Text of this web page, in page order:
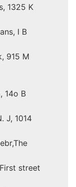
1325 K
I B
915 M
14o B
J, 1014
street